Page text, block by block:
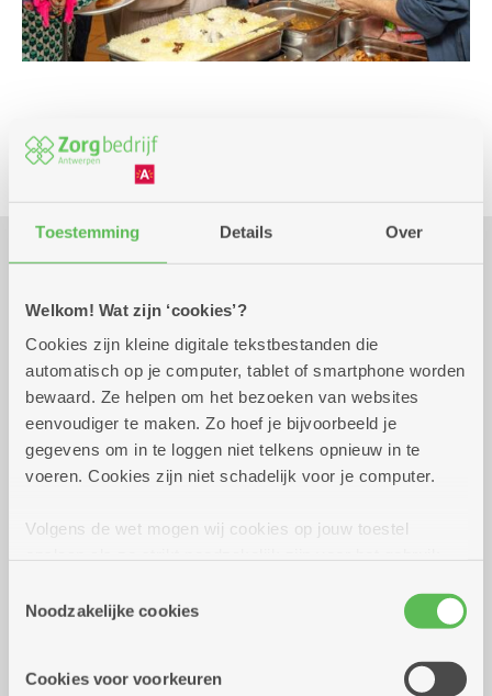
Toestemming Details Over
Welkom! Wat zijn ‘cookies’?
Cookies zijn kleine digitale tekstbestanden die
automatisch op je computer, tablet of smartphone worden
bewaard. Ze helpen om het bezoeken van websites
eenvoudiger te maken. Zo hoef je bijvoorbeeld je
gegevens om in te loggen niet telkens opnieuw in te
voeren. Cookies zijn niet schadelijk voor je computer.
Volgens de wet mogen wij cookies op jouw toestel
cookies hebben we jouw toestemming nodig. Sommige
cookies worden geplaatst door derde partijen die een
informatie over jouw (geanonimiseerd) gebruik van onze
Noodzakelijke cookies
Cookies voor voorkeuren
Eropuit Cultuur en film
vrijdag 2 oktober 202617.30 uur tot 20.30 uur
30 euro - Wereldse Smaken bij Zorgbedrijf
Antwerpen.
Enthousiaste personeelsleden delen met trots
Inclusief: aperitiefje
Reserveer vervoer
Zwaantjeslei 87